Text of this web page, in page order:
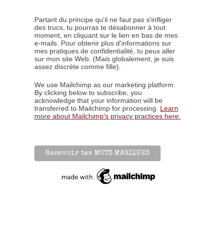
Partant du principe qu'il ne faut pas s'infliger
des trucs, tu pourras te désabonner à tout
moment, en cliquant sur le lien en bas de mes
e-mails. Pour obtenir plus d'informations sur
mes pratiques de confidentialité, tu peux aller
sur mon site Web. (Mais globalement, je suis
assez discrète comme fille).
We use Mailchimp as our marketing platform.
By clicking below to subscribe, you
acknowledge that your information will be
transferred to Mailchimp for processing. Learn
more about Mailchimp's privacy practices here.